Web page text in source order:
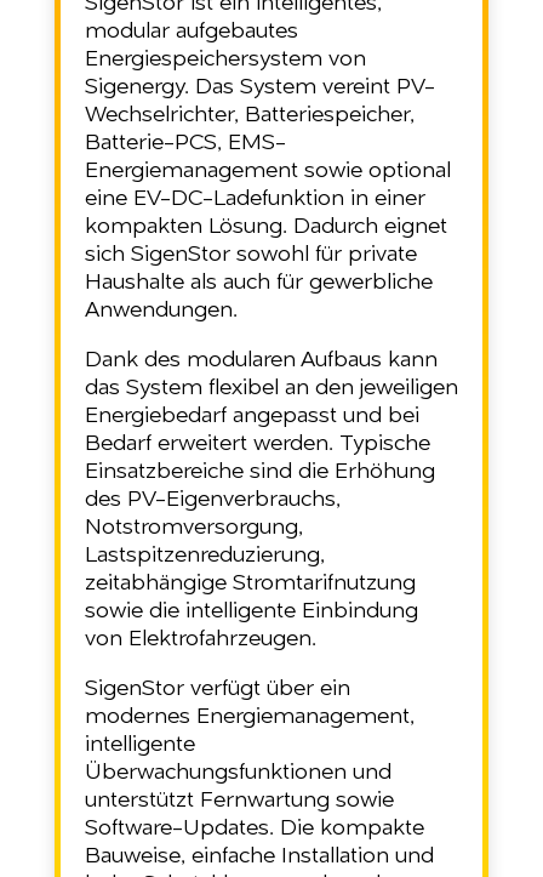
modular aufgebautes
Energiespeichersystem von
Sigenergy. Das System vereint PV-
Wechselrichter, Batteriespeicher,
Batterie-PCS, EMS-
Energiemanagement sowie optional
eine EV-DC-Ladefunktion in einer
kompakten Lösung. Dadurch eignet
sich SigenStor sowohl für private
Haushalte als auch für gewerbliche
Anwendungen.
Dank des modularen Aufbaus kann
das System flexibel an den jeweiligen
Energiebedarf angepasst und bei
Bedarf erweitert werden. Typische
Einsatzbereiche sind die Erhöhung
des PV-Eigenverbrauchs,
Notstromversorgung,
Lastspitzenreduzierung,
zeitabhängige Stromtarifnutzung
sowie die intelligente Einbindung
von Elektrofahrzeugen.
SigenStor verfügt über ein
modernes Energiemanagement,
intelligente
Überwachungsfunktionen und
unterstützt Fernwartung sowie
Software-Updates. Die kompakte
Bauweise, einfache Installation und